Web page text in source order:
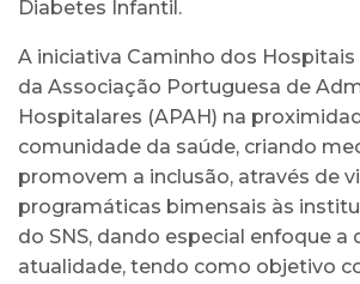
Diabetes Infantil.
A iniciativa Caminho dos
da Associação Portuguesa de
Hospitalares (APAH) na
comunidade da saúde, criando
promovem a inclusão, através de
programáticas bimensais às
do SNS, dando especial enfoque a
atualidade, tendo como objetivo